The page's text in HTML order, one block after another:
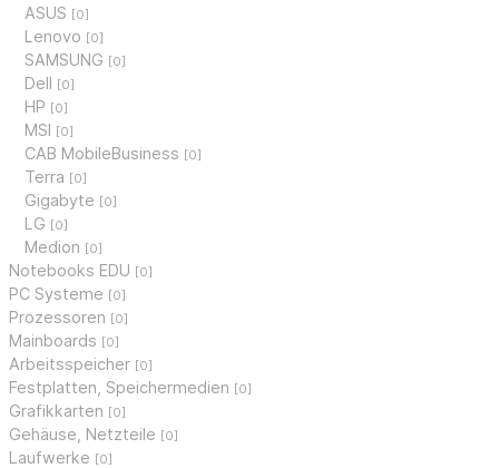
ASUS [0]
Lenovo [0]
SAMSUNG [0]
Dell [0]
HP [0]
MSI [0]
CAB MobileBusiness [0]
Terra [0]
Gigabyte [0]
LG [0]
Medion [0]
Notebooks EDU [0]
PC Systeme [0]
Prozessoren [0]
Mainboards [0]
Arbeitsspeicher [0]
Festplatten, Speichermedien [0]
Grafikkarten [0]
Gehäuse, Netzteile [0]
Laufwerke [0]